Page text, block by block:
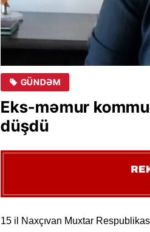
GÜNDƏM
Eks-məmur
düşdü
15 il Naxçıvan Muxtar